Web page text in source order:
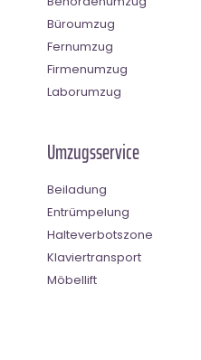
Büroumzug
Fernumzug
Firmenumzug
Laborumzug
Umzugsservice
Beiladung
Entrümpelung
Halteverbotszone
Klaviertransport
Möbellift